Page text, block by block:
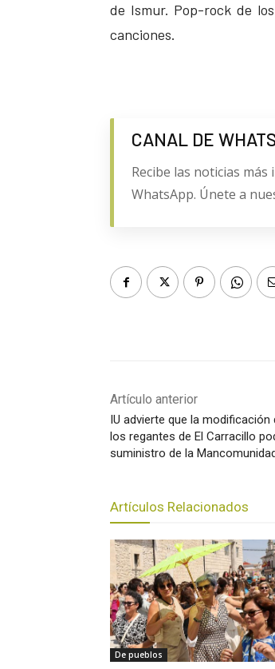
de Ismur. Pop-rock de
canciones.
CANAL DE
Recibe las noticias
WhatsApp. Únete a
Artículo anterior
IU advierte que la
los regantes de El Carracillo
suministro de la
Artículos Relacionados
De pueblos